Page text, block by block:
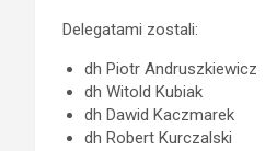
Delegatami zostali:
dh Piotr Andruszkiewicz
dh Witold Kubiak
dh Dawid Kaczmarek
dh Robert Kurczalski